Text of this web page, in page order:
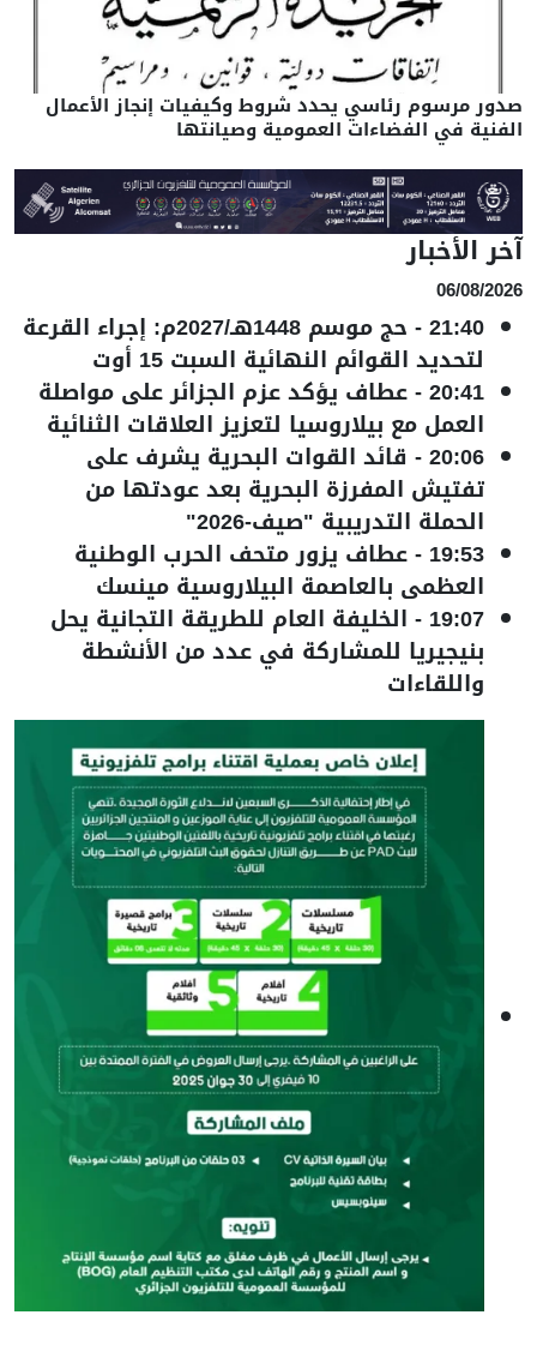
صدور مرسوم رئاسي يحدد شروط وكيفيات إنجاز الأعمال
الفنية في الفضاءات العمومية وصيانتها
آخر الأخبار
06/08/2026
21:40
- حج موسم 1448هـ/2027م: إجراء القرعة
لتحديد القوائم النهائية السبت 15 أوت
20:41
-عطاف يؤكد عزم الجزائر على مواصلة
العمل مع بيلاروسيا لتعزيز العلاقات الثنائية
20:06
- قائد القوات البحرية يشرف على
تفتيش المفرزة البحرية بعد عودتها من
الحملة التدريبية "صيف-2026"
19:53
-عطاف يزور متحف الحرب الوطنية
العظمى بالعاصمة البيلاروسية مينسك
19:07
- الخليفة العام للطريقة التجانية يحل
بنيجيريا للمشاركة في عدد من الأنشطة
واللقاءات